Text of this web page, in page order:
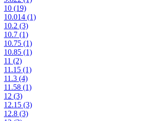
10 (19)
10.014 (1)
10.2 (3)
10.7 (1)
10.75 (1)
10.85 (1)
11 (2)
11.15 (1)
11.3 (4)
11.58 (1)
12 (3)
12.15 (3)
12.8 (3)